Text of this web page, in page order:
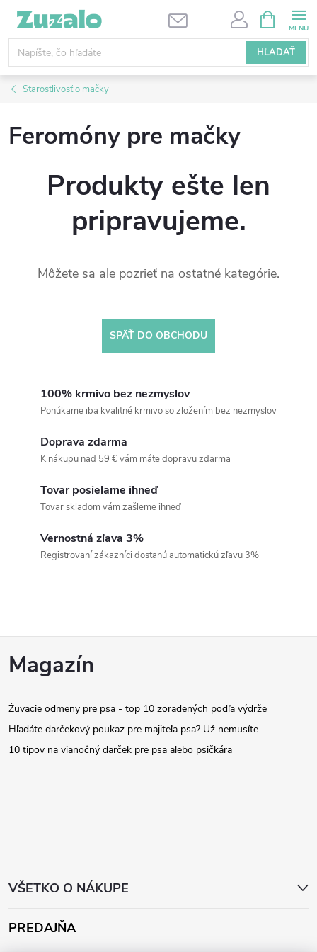
Prejsť
obsah
HĽADAŤ
KOŠÍK
Starostlivosť o mačky
Feromóny pre mačky
Produkty ešte len
pripravujeme.
Môžete sa ale pozrieť na ostatné kategórie.
SPÄŤ DO OBCHODU
100% krmivo bez nezmyslov
Ponúkame iba kvalitné krmivo so zložením bez nezmyslov
Doprava zdarma
K nákupu nad 59 € vám máte dopravu zdarma
Tovar posielame ihneď
Tovar skladom vám zašleme ihneď
Vernostná zľava 3%
Registrovaní zákazníci dostanú automatickú zľavu 3%
Z
p
ä
VŠETKO O NÁKUPE
PREDAJŇA
Magazín
Žuvacie odmeny pre psa - top 10 zoradených podľa výdrže
Hľadáte darčekový poukaz pre majiteľa psa? Už nemusíte.
10 tipov na vianočný darček pre psa alebo psičkára